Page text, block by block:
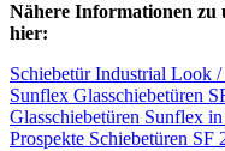
Nähere Informationen zu
hier:
Schiebetür Industrial Look
Sunflex Glasschiebetüren
Glasschiebetüren Sunflex
Prospekte Schiebetüren SF